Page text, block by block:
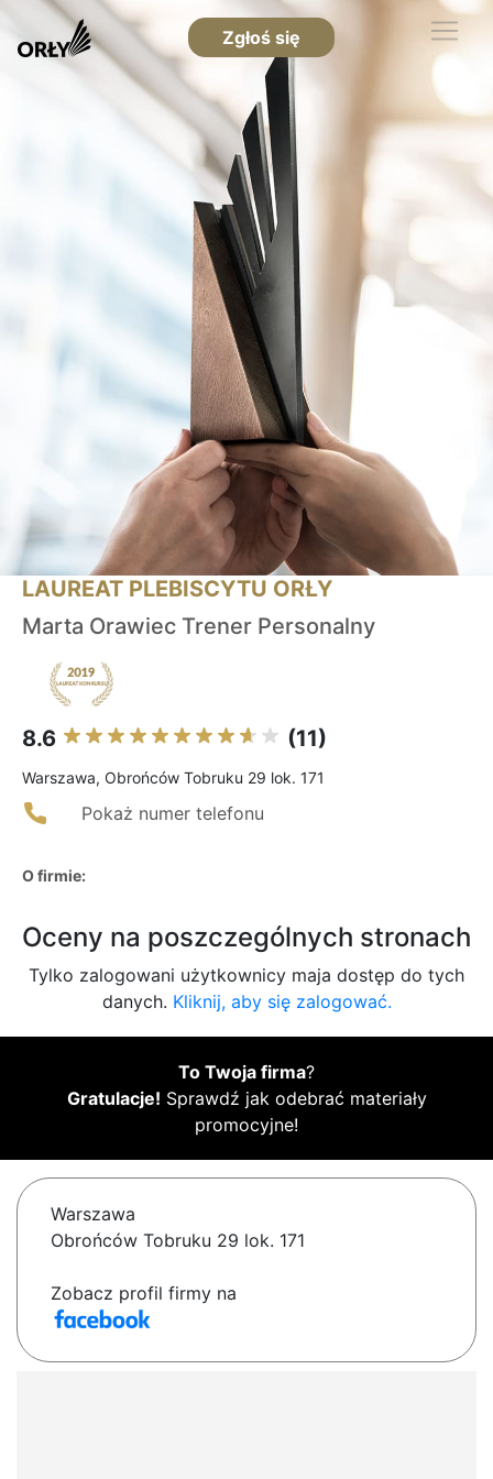
Zgłoś się
LAUREAT PLEBISCYTU ORŁY
Marta Orawiec Trener Personalny
8.6 (11)
Warszawa, Obrońców Tobruku 29 lok. 171
Pokaż numer telefonu
O firmie:
Oceny na poszczególnych stronach
Tylko zalogowani użytkownicy maja dostęp do tych
danych. Kliknij, aby się zalogować.
To Twoja firma?
Gratulacje! Sprawdź jak odebrać materiały
promocyjne!
Warszawa
Obrońców Tobruku 29 lok. 171
Zobacz profil firmy na